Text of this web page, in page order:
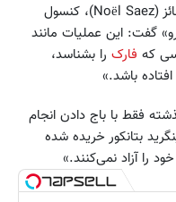
شبکه خبری او ار اف گزارش داد، نوئل سائز (Noël Saez)، کنسول
گفت: این عملیات مانند
که فارک را بشناسد،
باشد.»
فقط با باج دادن انجام
بتانکور خریده شده
را آزاد نمی‌کنند.»